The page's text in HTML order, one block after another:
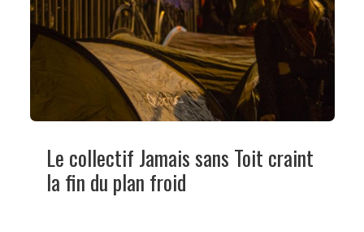
Le collectif Jamais sans Toit craint
la fin du plan froid